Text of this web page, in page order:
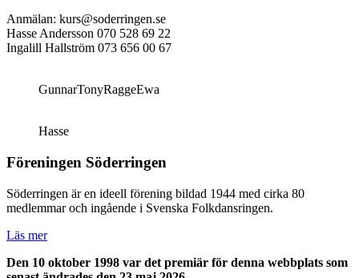
Anmälan: kurs@soderringen.se
Hasse Andersson 070 528 69 22
Ingalill Hallström 073 656 00 67
GunnarTonyRaggeEwa
Hasse
Föreningen Söderringen
Söderringen är en ideell förening bildad 1944 med cirka 80
medlemmar och ingående i Svenska Folkdansringen.
Läs mer
Den 10 oktober 1998 var det premiär för denna webbplats som